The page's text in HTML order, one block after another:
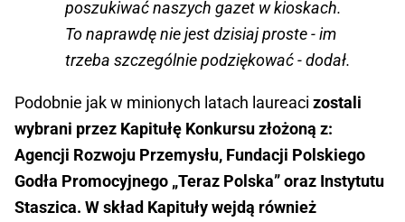
poszukiwać naszych gazet w kioskach.
To naprawdę nie jest dzisiaj proste - im
trzeba szczególnie podziękować - dodał.
Podobnie jak w minionych latach laureaci zostali
wybrani przez Kapitułę Konkursu złożoną z:
Agencji Rozwoju Przemysłu, Fundacji Polskiego
Godła Promocyjnego „Teraz Polska” oraz Instytutu
Staszica. W skład Kapituły wejdą również